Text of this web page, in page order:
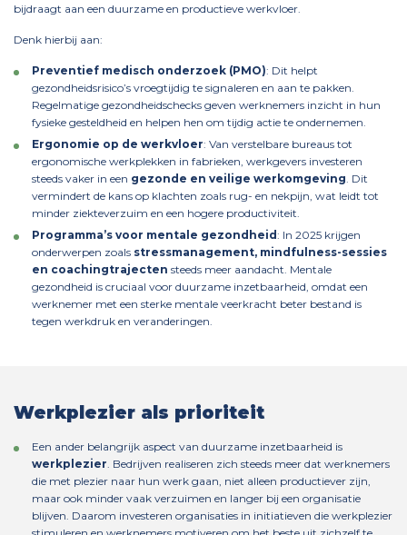
bijdraagt aan een duurzame en productieve werkvloer.
Denk hierbij aan:
Preventief medisch onderzoek (PMO): Dit helpt
gezondheidsrisico’s vroegtijdig te signaleren en aan te pakken.
Regelmatige gezondheidschecks geven werknemers inzicht in hun
fysieke gesteldheid en helpen hen om tijdig actie te ondernemen.
Ergonomie op de werkvloer: Van verstelbare bureaus tot
ergonomische werkplekken in fabrieken, werkgevers investeren
steeds vaker in een gezonde en veilige werkomgeving . Dit
vermindert de kans op klachten zoals rug- en nekpijn, wat leidt tot
minder ziekteverzuim en een hogere productiviteit.
Programma’s voor mentale gezondheid: In 2025 krijgen
onderwerpen zoals stressmanagement, mindfulness-sessies
en coachingtrajecten steeds meer aandacht. Mentale
gezondheid is cruciaal voor duurzame inzetbaarheid, omdat een
werknemer met een sterke mentale veerkracht beter bestand is
tegen werkdruk en veranderingen.
Werkplezier als prioriteit
Een ander belangrijk aspect van duurzame inzetbaarheid is
werkplezier . Bedrijven realiseren zich steeds meer dat werknemers
die met plezier naar hun werk gaan, niet alleen productiever zijn,
maar ook minder vaak verzuimen en langer bij een organisatie
blijven. Daarom investeren organisaties in initiatieven die werkplezier